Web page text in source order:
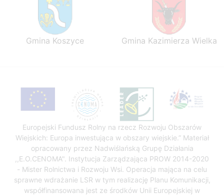
Gmina Koszyce Gmina Kazimierza Wielka
Europejski Fundusz Rolny na rzecz Rozwoju Obszarów
Wiejskich: Europa inwestująca w obszary wiejskie.” Materiał
opracowany przez Nadwiślańską Grupę Działania
,,E.O.CENOMA". Instytucja Zarządzająca PROW 2014-2020
- Mister Rolnictwa i Rozwoju Wsi. Operacja mająca na celu
sprawne wdrażanie LSR w tym realizację Planu Komunikacji,
współfinansowana jest ze środków Unii Europejskiej w